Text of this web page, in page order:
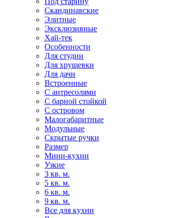
Скандинавские
Элитные
Эксклюзивные
Хай-тек
Особенности
Для студии
Для хрущевки
Для дачи
Встроенные
С антресолями
С барной стойкой
С островом
Малогабаритные
Модульные
Скрытые ручки
Размер
Мини-кухни
Узкие
3 кв. м.
5 кв. м.
6 кв. м.
9 кв. м.
Все для кухни